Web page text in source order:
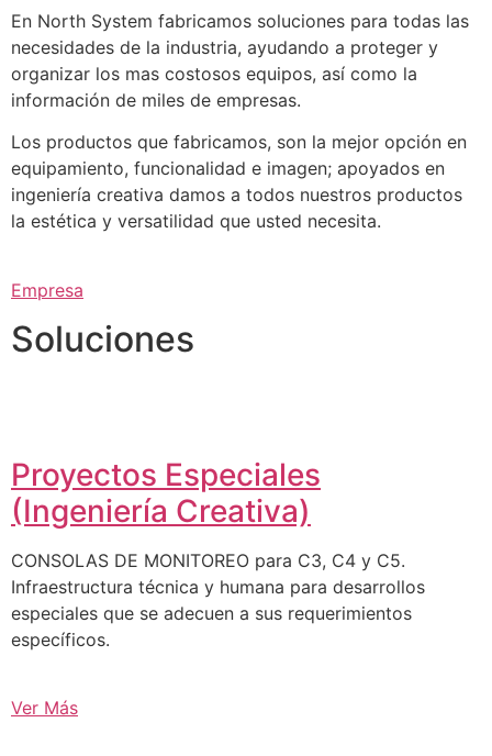
En North System fabricamos soluciones para todas las
necesidades de la industria, ayudando a proteger y
organizar los mas costosos equipos, así como la
información de miles de empresas.
Los productos que fabricamos, son la mejor opción en
equipamiento, funcionalidad e imagen; apoyados en
ingeniería creativa damos a todos nuestros productos
la estética y versatilidad que usted necesita.
Empresa
Soluciones
Proyectos Especiales
(Ingeniería Creativa)
CONSOLAS DE MONITOREO para C3, C4 y C5.
Infraestructura técnica y humana para desarrollos
especiales que se adecuen a sus requerimientos
específicos.
Ver Más